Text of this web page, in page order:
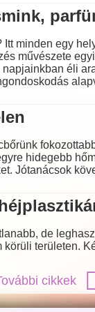
Itt minden egy
művészete
éli
hidegebb
Jótanácsok
de
körüli területen.
cikkek